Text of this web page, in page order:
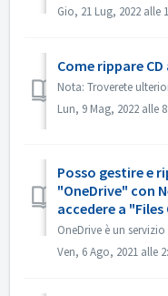
Gio, 21 Lug, 2022 alle
Come rippare
Lun, 9 Mag, 2022 alle
Posso gestire e
"OneDrive" con
accedere a
Ven, 6 Ago, 2021 alle